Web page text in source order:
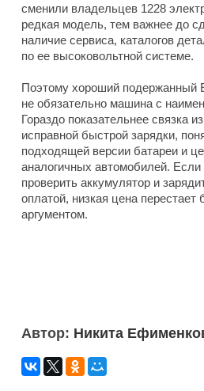
сменили владельцев 1228
редкая модель, тем важнее до
наличие сервиса, каталогов
по ее высоковольтной системе.
Поэтому хороший подержанный
не обязательно машина с
Гораздо показательнее связка
исправной быстрой зарядки,
подходящей версии батареи и
аналогичных автомобилей.
проверить аккумулятор и
оплатой, низкая цена
аргументом.
Автор: Никита